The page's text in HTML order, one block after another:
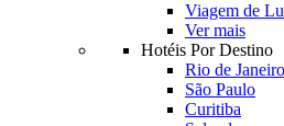
Viagem de
Ver mais
Hotéis Por Destino
Rio de Janeiro
São Paulo
Curitiba